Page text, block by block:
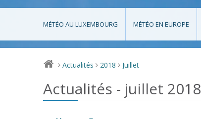
MÉTÉO AU LUXEMBOURG MÉTÉO EN EUROPE
> Actualités > 2018 > Juillet
Actualités - juillet 2018